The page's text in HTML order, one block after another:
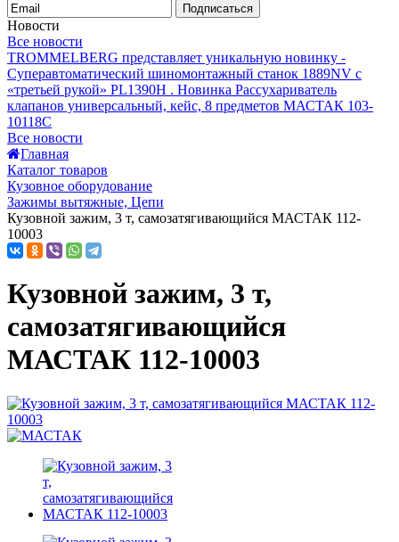
Подписаться
Новости
Все новости
TROMMELBERG представляет уникальную новинку -
Суперавтоматический шиномонтажный станок 1889NV с
«третьей рукой» PL1390H . Новинка Рассухариватель
клапанов универсальный, кейс, 8 предметов МАСТАК 103-
10118C
Все новости
Главная
Каталог товаров
Кузовное оборудование
Зажимы вытяжные, Цепи
Кузовной зажим, 3 т, самозатягивающийся МАСТАК 112-
10003
Кузовной зажим, 3 т,
самозатягивающийся
МАСТАК 112-10003